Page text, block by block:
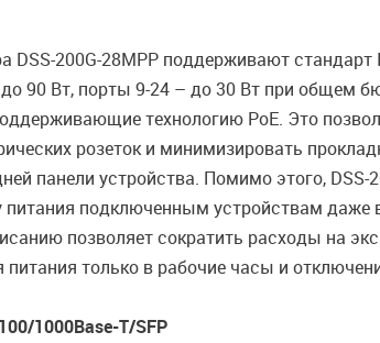
DSS-200G-28MPP поддерживают
90 Вт, порты 9-24 – до 30 Вт при общем
технологию PoE. Это
розеток и минимизировать
панели устройства. Помимо этого,
подключенным устройствам даже
позволяет сократить расходы на
только в рабочие часы и
1000Base-T/SFP